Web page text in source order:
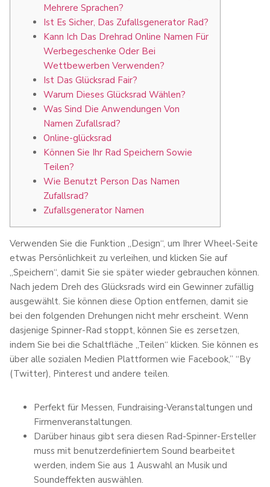
Mehrere Sprachen?
Ist Es Sicher, Das Zufallsgenerator Rad?
Kann Ich Das Drehrad Online Namen Für
Werbegeschenke Oder Bei
Wettbewerben Verwenden?
Ist Das Glücksrad Fair?
Warum Dieses Glücksrad Wählen?
Was Sind Die Anwendungen Von
Namen Zufallsrad?
Online-glücksrad
Können Sie Ihr Rad Speichern Sowie
Teilen?
Wie Benutzt Person Das Namen
Zufallsrad?
Zufallsgenerator Namen
Verwenden Sie die Funktion „Design“, um Ihrer Wheel-Seite
etwas Persönlichkeit zu verleihen, und klicken Sie auf
„Speichern“, damit Sie sie später wieder gebrauchen können.
Nach jedem Dreh des Glücksrads wird ein Gewinner zufällig
ausgewählt. Sie können diese Option entfernen, damit sie
bei den folgenden Drehungen nicht mehr erscheint. Wenn
dasjenige Spinner-Rad stoppt, können Sie es zersetzen,
indem Sie bei die Schaltfläche „Teilen“ klicken. Sie können es
über alle sozialen Medien Plattformen wie Facebook,” “By
(Twitter), Pinterest und andere teilen.
Perfekt für Messen, Fundraising-Veranstaltungen und
Firmenveranstaltungen.
Darüber hinaus gibt sera diesen Rad-Spinner-Ersteller
muss mit benutzerdefiniertem Sound bearbeitet
werden, indem Sie aus 1 Auswahl an Musik und
Soundeffekten auswählen.